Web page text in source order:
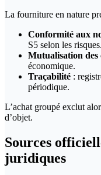
La fourniture en nature
Conformité aux
S5 selon les risques.
Mutualisation des
économique.
Traçabilité :
périodique.
L’achat groupé exclut
d’objet.
Sources
juridiques